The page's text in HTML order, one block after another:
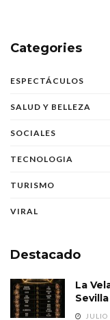
Categories
ESPECTÁCULOS
SALUD Y BELLEZA
SOCIALES
TECNOLOGIA
TURISMO
VIRAL
Destacado
La
Sevilla